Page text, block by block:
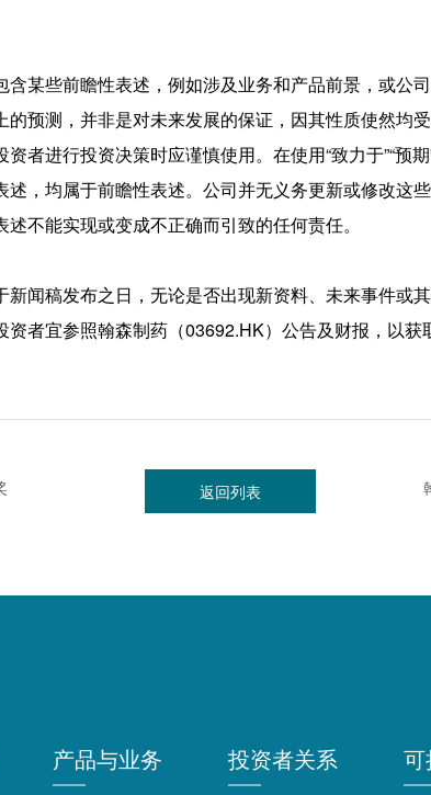
某些前瞻性表述，例如涉及业务和产品前景，或公
预测，并非是对未来发展的保证，因其性质使然均
者进行投资决策时应谨慎使用。在使用“致力于”“预期
，均属于前瞻性表述。公司并无义务更新或修改这
不能实现或变成不正确而引致的任何责任。
新闻稿发布之日，无论是否出现新资料、未来事件或
者宜参照翰森制药（03692.HK）公告及财报，以获
返回列表
产品与业务 投资者关系